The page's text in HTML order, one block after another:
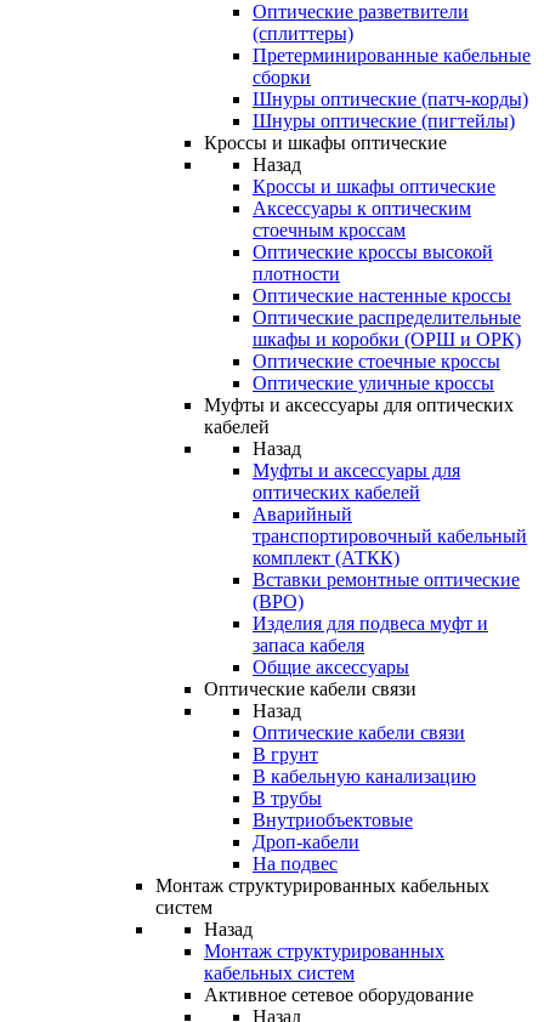
Оптические разветвители
(сплиттеры)
Претерминированные кабельные
сборки
Шнуры оптические (патч-корды)
Шнуры оптические (пигтейлы)
Кроссы и шкафы оптические
Назад
Кроссы и шкафы оптические
Аксессуары к оптическим
стоечным кроссам
Оптические кроссы высокой
плотности
Оптические настенные кроссы
Оптические распределительные
шкафы и коробки (ОРШ и ОРК)
Оптические стоечные кроссы
Оптические уличные кроссы
Муфты и аксессуары для оптических
кабелей
Назад
Муфты и аксессуары для
оптических кабелей
Аварийный
транспортировочный кабельный
комплект (АТКК)
Вставки ремонтные оптические
(ВРО)
Изделия для подвеса муфт и
запаса кабеля
Общие аксессуары
Оптические кабели связи
Назад
Оптические кабели связи
В грунт
В кабельную канализацию
В трубы
Внутриобъектовые
Дроп-кабели
На подвес
Монтаж структурированных кабельных
систем
Назад
Монтаж структурированных
кабельных систем
Активное сетевое оборудование
Назад